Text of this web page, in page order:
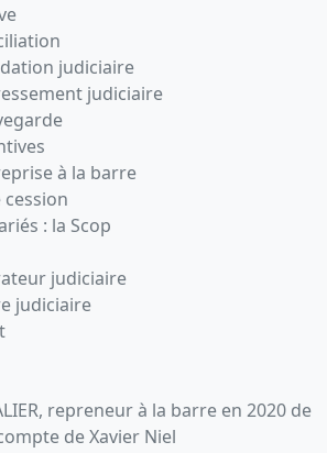
judiciaire
judiciaire
à la barre
cession
: la Scop
judiciaire
judiciaire
repreneur à la barre en 2020 de
de Xavier Niel